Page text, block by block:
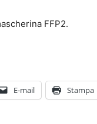
FFP2.
E-mail Stampa